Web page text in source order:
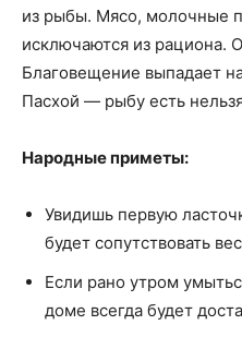
из рыбы. Мясо, молочные
исключаются из рациона.
Благовещение выпадает
Пасхой — рыбу есть
Народные приметы:
Увидишь первую
будет сопутствовать
Если рано утром
доме всегда будет